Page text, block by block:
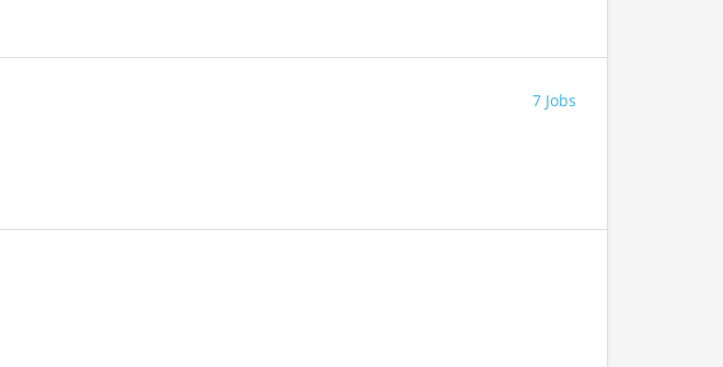
7 Jobs